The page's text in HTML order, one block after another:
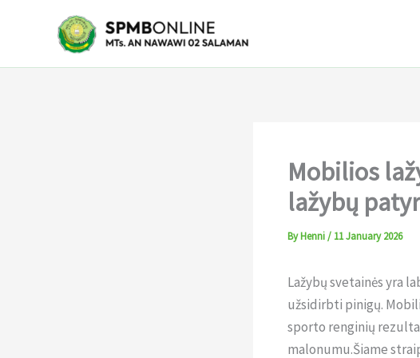
Mobilios
lažybų
ByHenni/ 11 January 2026
Lažybų svetainės yra
užsidirbti pinigų.
sporto renginių
malonumu.Šiame